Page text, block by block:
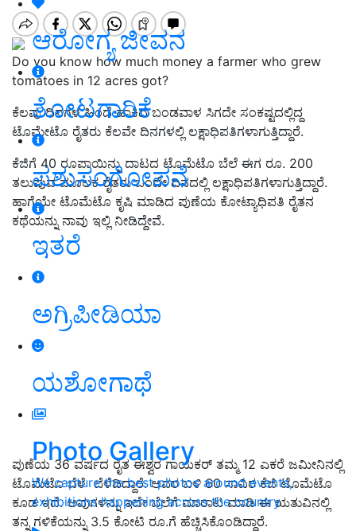
ಆರೋಗ್ಯ ಜೀವನ
ತೋಟಗಾರಿಕೆ
ಪಶುಸಂಗೋಪನೆ
ಇತರೆ
ಅಗ್ರಿಪೀಡಿಯಾ
ಯಶೋಗಾಥೆ
Photo Gallery
We capture the best photos around events,
exhibitions happening across the country
Do you know how much money a farmer who grew
tomatoes in 12 acres got?
ಕೆಲವು ದಿನಗಳ ಹಿಂದೆ ಹಾಕಿದ ಬಂಡವಾಳ ಸಿಗದೇ ಸಂಕಷ್ಟದಲ್ಲಿದ್ದ
ಟೊಮೇಟೊ ರೈತರು ಕೆಲವೇ ದಿನಗಳಲ್ಲಿ ಲಕ್ಷಾಧಿಪತಿಗಳಾಗುತ್ತಿದ್ದಾರೆ.
ಕೆಜಿಗೆ 40 ರೂಪಾಯಿನ್ನು ದಾಟದ ಟೊಮೆಟೊ ಬೆಲೆ ಈಗ ರೂ. 200
ತಲುಪುವ ಮೂಲಕ ರೈತರು ಒಂದೇ ದಿನದಲ್ಲಿ ಲಕ್ಷಾಧಿಪತಿಗಳಾಗುತ್ತಿದ್ದಾರೆ.
ಹಾಗೆಯೇ ಟೊಮೆಟೊ ಕೃಷಿ ಮಾಡಿದ ಪುಣೆಯ ಕೋಟ್ಯಾಧಿಪತಿ ರೈತನ
ಕಥೆಯನ್ನು ನಾವು ಇಲ್ಲಿ ನೀಡಿದ್ದೇವೆ.
ಪುಣೆಯ 36 ವರ್ಷದ ರೈತ ಈಶ್ವರ ಗಾಯಕರ್ ತಮ್ಮ 12 ಎಕರೆ ಜಮೀನಿನಲ್ಲಿ
ಟೊಮೆಟೊ ಬೆಳೆ ಬೆಳೆದಿದ್ದಾರೆ. ಅವರ ಬಳಿ 60 ಸಾವಿರ ಕೆಜಿ ಟೊಮೆಟೊ
ಕೂಡ ಇದೆ. ಅವುಗಳನ್ನು ಇದೇ ಬೆಲೆಗೆ ಮಾರಾಟ ಮಾಡಿ ಈ ಋತುವಿನಲ್ಲಿ
ತನ್ನ ಗಳಿಕೆಯನ್ನು 3.5 ಕೋಟಿ ರೂ.ಗೆ ಹೆಚ್ಚಿಸಿಕೊಂಡಿದ್ದಾರೆ.